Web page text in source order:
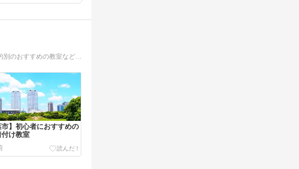
初心者が安心して通える安い着付け教室を紹介しています。着付け教室はどんなところなのか？エリア別、目的別のおすすめの教室などをまとめています。
市】初心者におすすめの
付け教室